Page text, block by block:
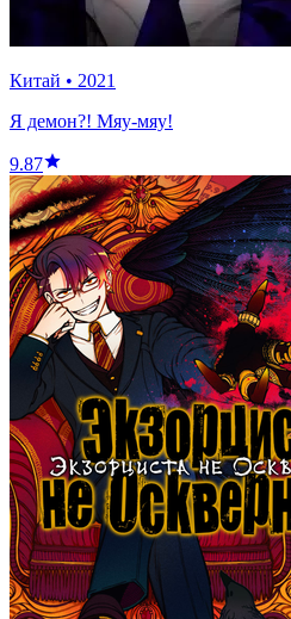
Китай • 2021
Я демон?! Мяу-мяу!
9.87